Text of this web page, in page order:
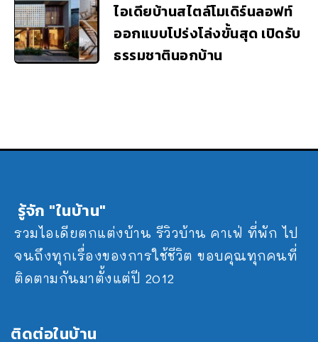
ไอเดียบ้านสไตล์โมเดิร์นลอฟท์
ออกแบบโปร่งโล่งขั้นสุด เปิดรับ
ธรรมชาตินอกบ้าน
รู้จัก "ในบ้าน"
รวมไอเดียตกแต่งบ้าน รีวิวบ้าน คาเฟ่ ที่พัก ไป
จนถึงทุกเรื่องของการใช้ชีวิต ขอบคุณทุกคนที่
ติดตามกันมาตั้งแต่ปี 2012
ติดต่อในบ้าน